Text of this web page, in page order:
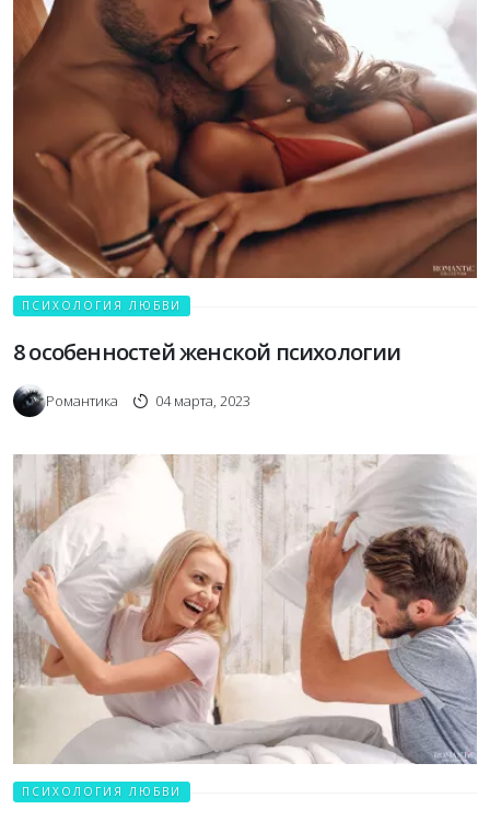
ПСИХОЛОГИЯ ЛЮБВИ
8 особенностей женской психологии
Романтика 04 марта, 2023
ПСИХОЛОГИЯ ЛЮБВИ